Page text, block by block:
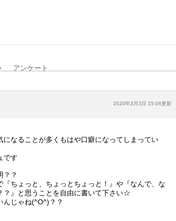
アンケート
2020年3月3日 15:06更新
になることが多くもはや口癖になってしまってい
です
？？
『ちょっと、ちょっとちょっと！』や『なんで、な
？』と思うことを自由に書いて下さい☆
んじゃね(^O^)？？